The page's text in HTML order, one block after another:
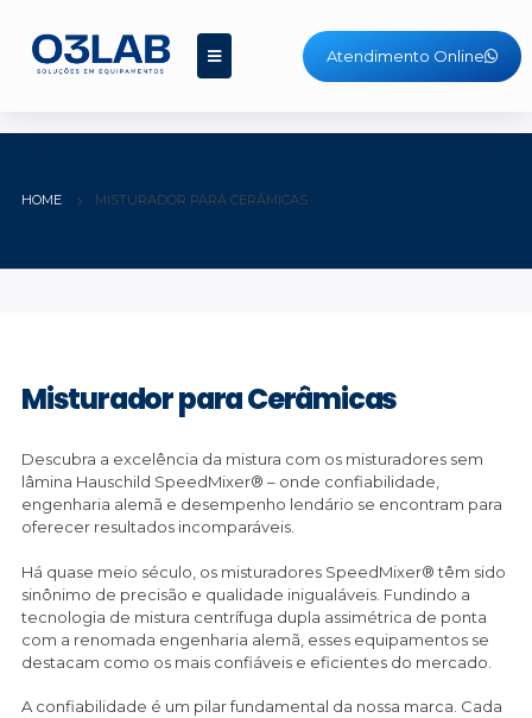
Atendimento Online
HOME MISTURADOR PARA CERÂMICAS
Misturador para Cerâmicas
Descubra a excelência da mistura com os misturadores sem
lâmina Hauschild SpeedMixer® – onde confiabilidade,
engenharia alemã e desempenho lendário se encontram para
oferecer resultados incomparáveis.
Há quase meio século, os misturadores SpeedMixer® têm sido
sinônimo de precisão e qualidade inigualáveis. Fundindo a
tecnologia de mistura centrífuga dupla assimétrica de ponta
com a renomada engenharia alemã, esses equipamentos se
destacam como os mais confiáveis e eficientes do mercado.
A confiabilidade é um pilar fundamental da nossa marca. Cada